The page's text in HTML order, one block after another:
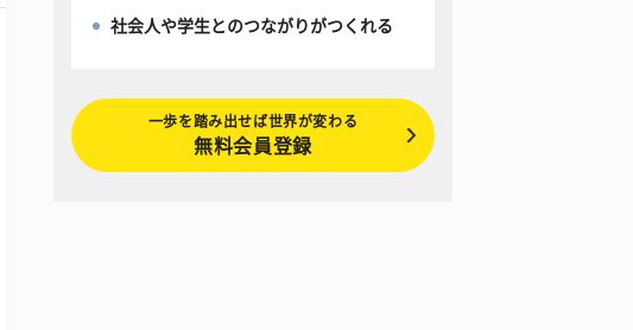
社会人や学生とのつながりがつくれる
一歩を踏み出せば世界が変わる
無料会員登録